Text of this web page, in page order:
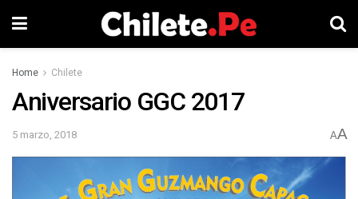
Home Chilete
Aniversario GGC 2017
5 marzo, 2018 AA